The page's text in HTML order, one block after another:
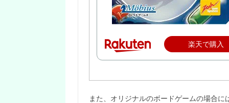
楽天で購入
また、オリジナルのボードゲームの場合